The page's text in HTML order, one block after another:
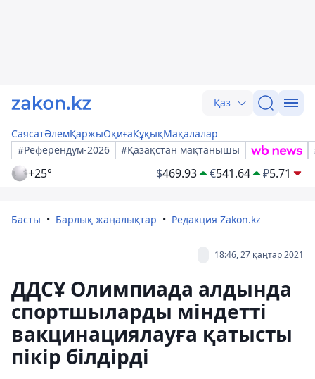
Қаз
СаясатӘлемҚаржыОқиғаҚұқықМақалалар
#Референдум-2026
#Қазақстан мақтанышы
+25° $469.93 €541.64 ₽5.71
Басты Барлық жаңалықтар Редакция Zakon.kz
18:46, 27 қаңтар 2021
ДДСҰ Олимпиада алдында
спортшыларды міндетті
вакцинациялауға қатысты
пікір білдірді